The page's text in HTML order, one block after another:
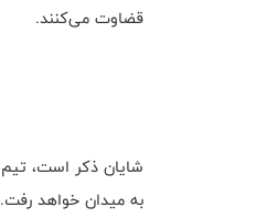
قضاوت می‌کنند.
به میدان خواهد رفت.